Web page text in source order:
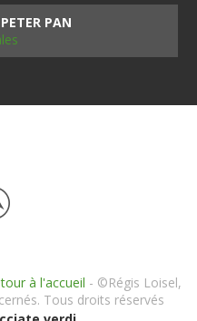
PAN
à l'accueil - ©Régis Loisel,
Tous droits réservés